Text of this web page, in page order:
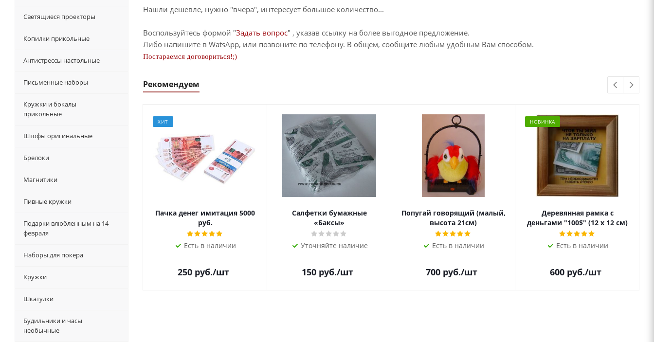
Нашли дешевле, нужно "вчера", интересует большое количество...
Воспользуйтесь формой "Задать вопрос" , указав ссылку на более выгодное предложение.
Либо напишите в WatsApp, или позвоните по телефону. В общем, сообщите любым удобным Вам способом.
Постараемся договориться!;)
Рекомендуем
ХИТ
Пачка денег имитация 5000
руб.
Есть в наличии
250 руб./шт
Салфетки бумажные
«Баксы»
Уточняйте наличие
150 руб./шт
Попугай говорящий (малый,
высота 21см)
Есть в наличии
700 руб./шт
НОВИНКА
Деревянная рамка с
деньгами "100$" (12 х 12 см)
Есть в наличии
600 руб./шт
Светящиеся проекторы
Копилки прикольные
Антистрессы настольные
Письменные наборы
Кружки и бокалы
прикольные
Штофы оригинальные
Брелоки
Магнитики
Пивные кружки
Подарки влюбленным на 14
февраля
Наборы для покера
Кружки
Шкатулки
Будильники и часы
необычные